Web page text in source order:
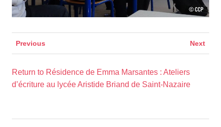
Previous Next
Return to Résidence de Emma Marsantes : Ateliers
d’écriture au lycée Aristide Briand de Saint-Nazaire